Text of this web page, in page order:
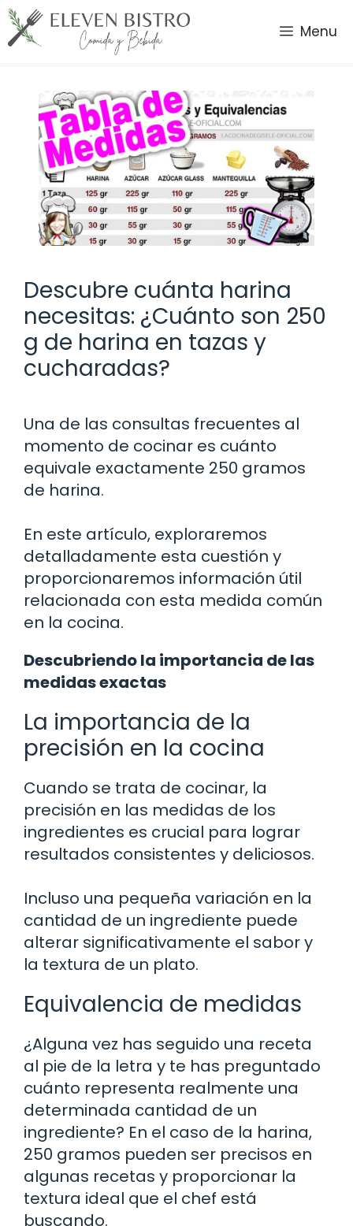
Saltar
al
contenido
Menu
Descubre cuánta harina
necesitas: ¿Cuánto son 250
g de harina en tazas y
cucharadas?
Una de las consultas frecuentes al
momento de cocinar es cuánto
equivale exactamente 250 gramos
de harina.
En este artículo, exploraremos
detalladamente esta cuestión y
proporcionaremos información útil
relacionada con esta medida común
en la cocina.
Descubriendo la importancia de las
medidas exactas
La importancia de la
precisión en la cocina
Cuando se trata de cocinar, la
precisión en las medidas de los
ingredientes es crucial para lograr
resultados consistentes y deliciosos.
Incluso una pequeña variación en la
cantidad de un ingrediente puede
alterar significativamente el sabor y
la textura de un plato.
Equivalencia de medidas
¿Alguna vez has seguido una receta
al pie de la letra y te has preguntado
cuánto representa realmente una
determinada cantidad de un
ingrediente? En el caso de la harina,
250 gramos pueden ser precisos en
algunas recetas y proporcionar la
textura ideal que el chef está
buscando.